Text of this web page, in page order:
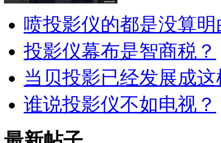
喷投影仪的都是没算
投影仪幕布是智商税？
当贝投影已经发展成
谁说投影仪不如电视？